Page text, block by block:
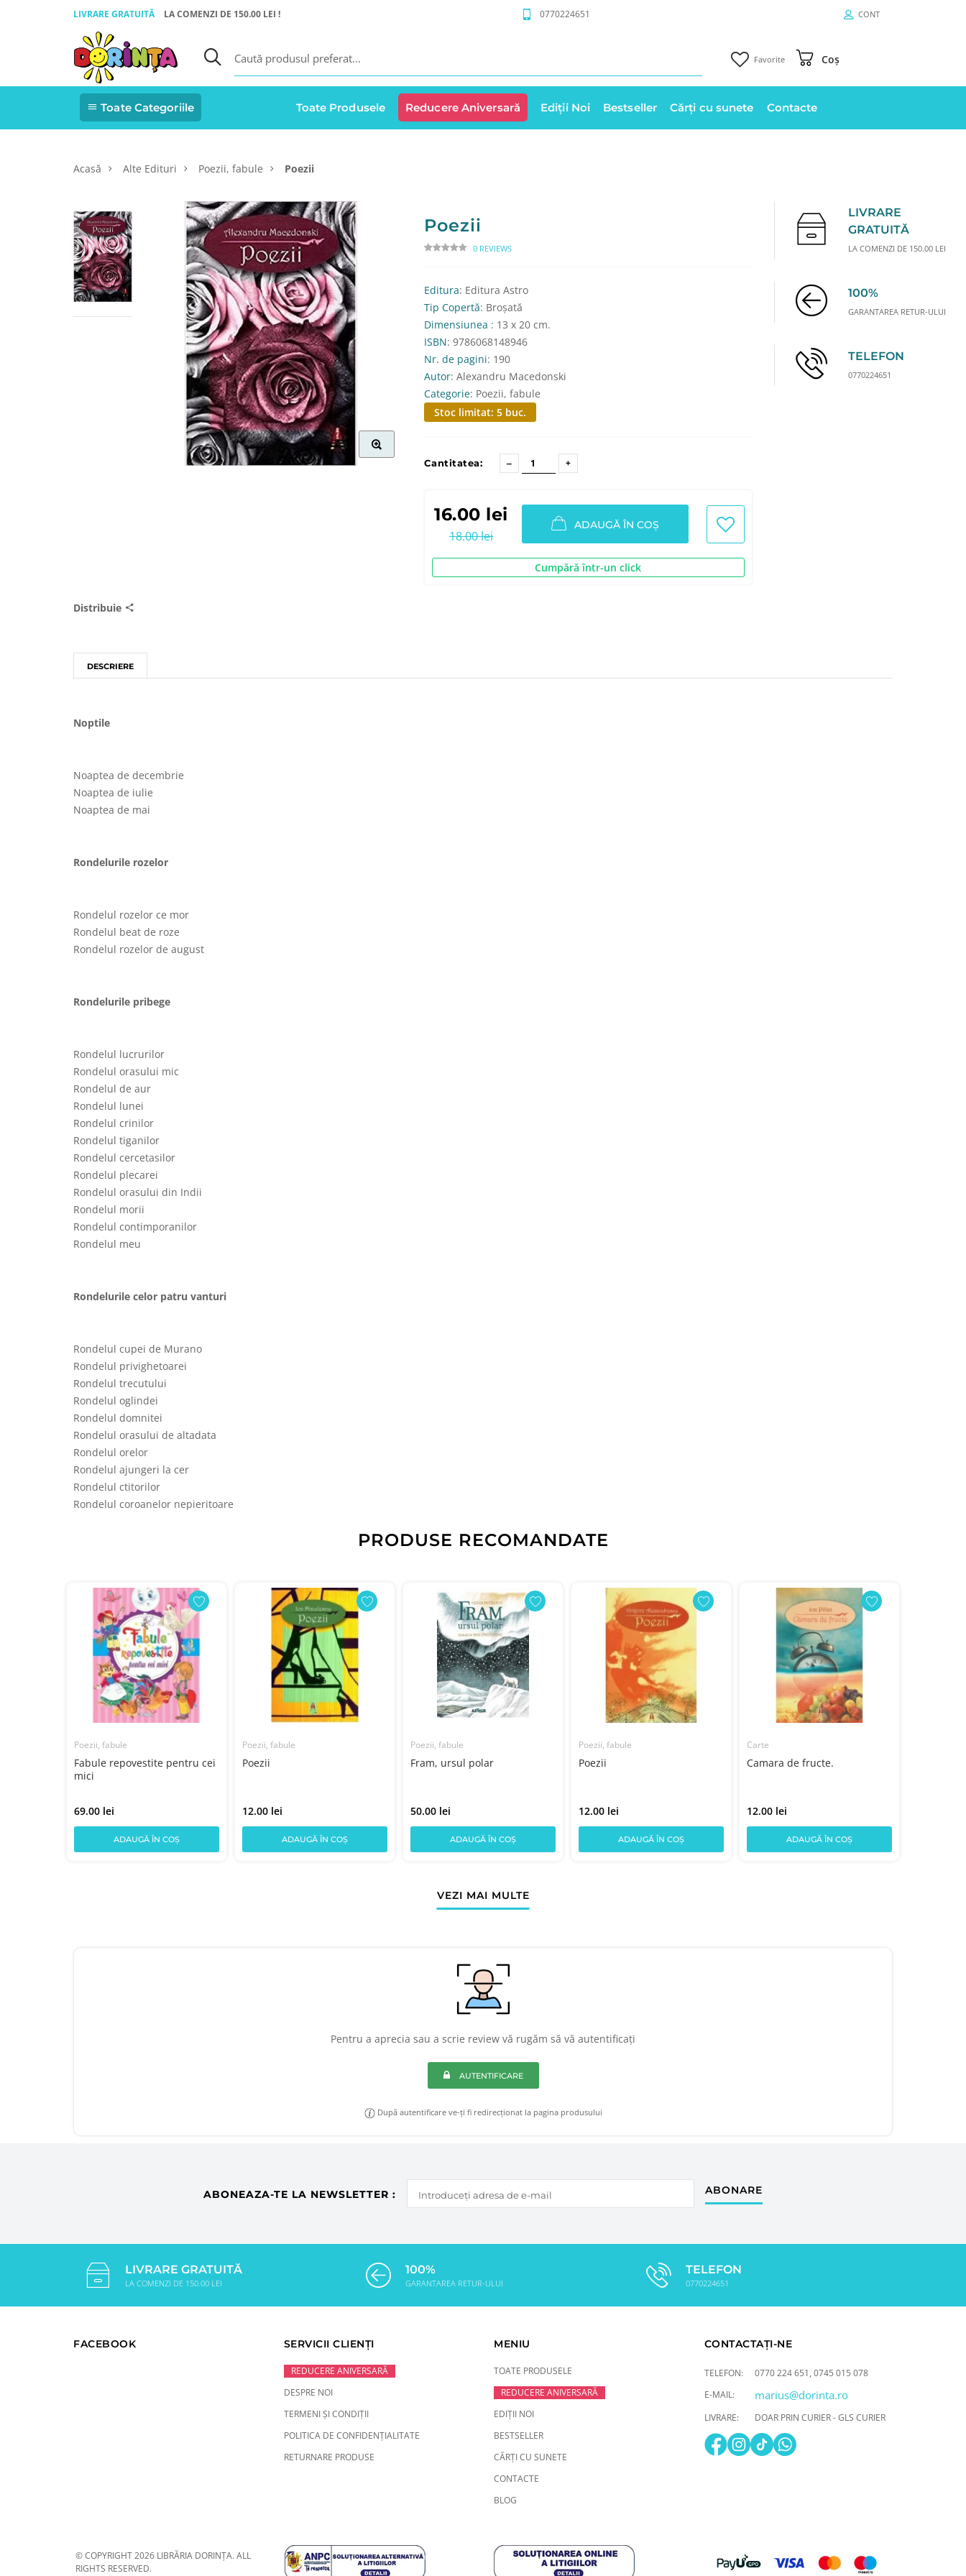
LIVRARE GRATUITĂ LA COMENZI DE 150.00 LEI ! 0770224651 CONT
Favorite Coș
Toate Categoriile Toate Produsele Reducere Aniversară Ediții Noi Bestseller Cărți cu sunete Contacte
Acasă Alte Edituri Poezii, fabule Poezii
Poezii
0 REVIEWS
Editura: Editura Astro
Tip Copertă: Broșată
Dimensiunea : 13 x 20 cm.
ISBN: 9786068148946
Nr. de pagini: 190
Autor: Alexandru Macedonski
Categorie: Poezii, fabule
Stoc limitat: 5 buc.
Cantitatea:
16.00 lei
18.00 lei
ADAUGĂ ÎN COȘ
Cumpără într-un click
LIVRARE
GRATUITĂ
LA COMENZI DE 150.00 LEI
100%
GARANTAREA RETUR-ULUI
TELEFON
0770224651
Distribuie
DESCRIERE
Noptile
Noaptea de decembrie
Noaptea de iulie
Noaptea de mai
Rondelurile rozelor
Rondelul rozelor ce mor
Rondelul beat de roze
Rondelul rozelor de august
Rondelurile pribege
Rondelul lucrurilor
Rondelul orasului mic
Rondelul de aur
Rondelul lunei
Rondelul crinilor
Rondelul tiganilor
Rondelul cercetasilor
Rondelul plecarei
Rondelul orasului din Indii
Rondelul morii
Rondelul contimporanilor
Rondelul meu
Rondelurile celor patru vanturi
Rondelul cupei de Murano
Rondelul privighetoarei
Rondelul trecutului
Rondelul oglindei
Rondelul domnitei
Rondelul orasului de altadata
Rondelul orelor
Rondelul ajungeri la cer
Rondelul ctitorilor
Rondelul coroanelor nepieritoare
PRODUSE RECOMANDATE
Poezii, fabule
Fabule repovestite pentru cei
mici
69.00 lei
ADAUGĂ ÎN COȘ
Poezii, fabule
Poezii
12.00 lei
ADAUGĂ ÎN COȘ
Poezii, fabule
Fram, ursul polar
50.00 lei
ADAUGĂ ÎN COȘ
Poezii, fabule
Poezii
12.00 lei
ADAUGĂ ÎN COȘ
Carte
Camara de fructe.
12.00 lei
ADAUGĂ ÎN COȘ
VEZI MAI MULTE
Pentru a aprecia sau a scrie review vă rugăm să vă autentificați
AUTENTIFICARE
După autentificare ve-ți fi redirecționat la pagina produsului
ABONEAZA-TE LA NEWSLETTER : ABONARE
LIVRARE GRATUITĂ
LA COMENZI DE 150.00 LEI
100%
GARANTAREA RETUR-ULUI
TELEFON
0770224651
FACEBOOK SERVICII CLIENȚI
REDUCERE ANIVERSARĂ
DESPRE NOI
TERMENI ȘI CONDIȚII
POLITICA DE CONFIDENȚIALITATE
RETURNARE PRODUSE
MENIU
TOATE PRODUSELE
REDUCERE ANIVERSARĂ
EDIȚII NOI
BESTSELLER
CĂRȚI CU SUNETE
CONTACTE
BLOG
CONTACTAȚI-NE
TELEFON: 0770 224 651, 0745 015 078
E-MAIL:
marius@dorinta.ro
LIVRARE: DOAR PRIN CURIER - GLS CURIER
© COPYRIGHT 2026 LIBRĂRIA DORINȚA. ALL
RIGHTS RESERVED.